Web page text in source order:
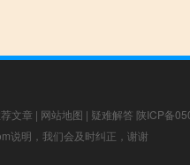
文章 | 网站地图 | 疑难解答 陕ICP备
说明，我们会及时纠正，谢谢